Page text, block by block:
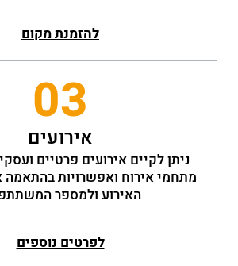
להזמנת מקום
03
אירועים
האירוע ולמספר
לפרטים נוספים